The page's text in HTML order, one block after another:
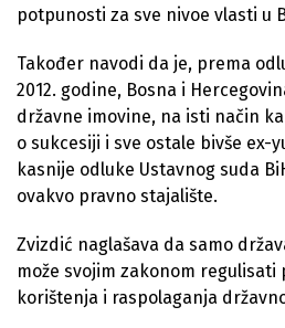
potpunosti za sve nivoe vlasti u
Također navodi da je, prema
2012. godine, Bosna i
državne imovine, na isti način
o sukcesiji i sve ostale bivše ex-
kasnije odluke Ustavnog suda
ovakvo pravno stajalište.
Zvizdić naglašava da samo
može svojim zakonom
korištenja i raspolaganja